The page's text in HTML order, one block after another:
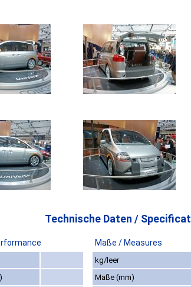
Technische Daten /
Maße / Measures
kg/leer
Maße (mm)